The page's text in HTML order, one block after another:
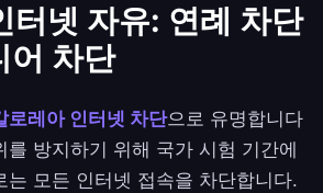
터넷 자유: 연례 차단
어 차단
로레아 인터넷 차단으로 유명합니다
방지하기 위해 국가 시험 기간에
는 모든 인터넷 접속을 차단합니다.